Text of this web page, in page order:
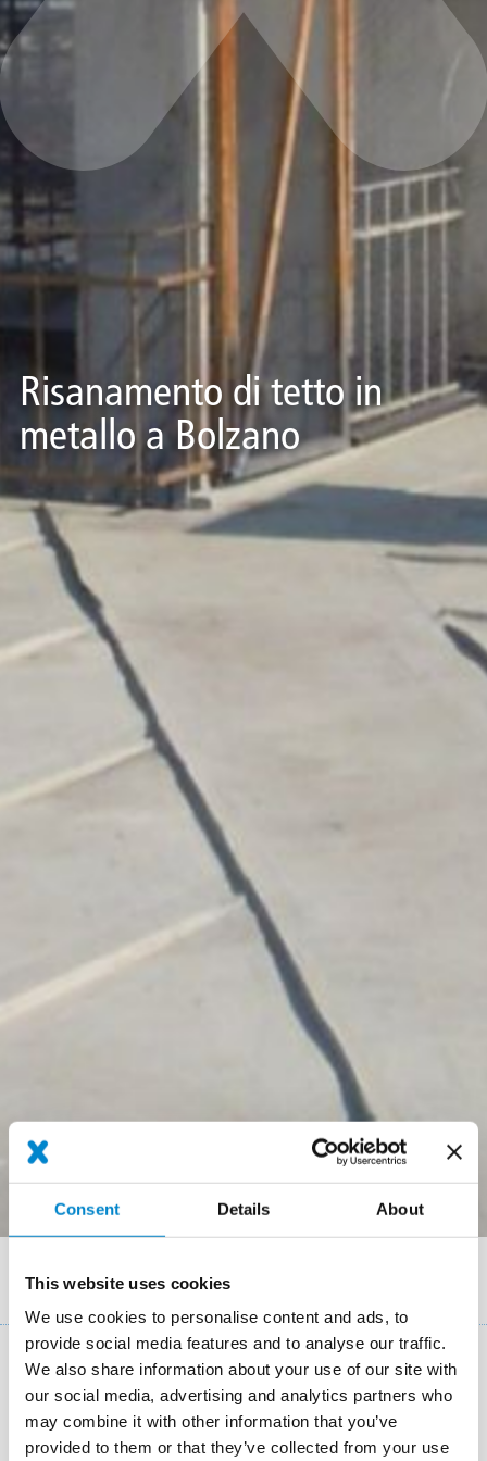
Consent Details About
This website uses cookies
We use cookies to personalise content and ads, to
provide social media features and to analyse our traffic.
We also share information about your use of our site with
our social media, advertising and analytics partners who
may combine it with other information that you’ve
provided to them or that they’ve collected from your use
Risanamento di tetto in
metallo a Bolzano
Breadcrumb
Rapporto Risanamento di tetto in metallo a Bolzano
Dettagli del progetto
Location
Bolzano